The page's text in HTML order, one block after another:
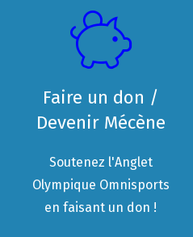
Faire un don /
Devenir Mécène
Soutenez l'Anglet
Olympique Omnisports
en faisant un don !